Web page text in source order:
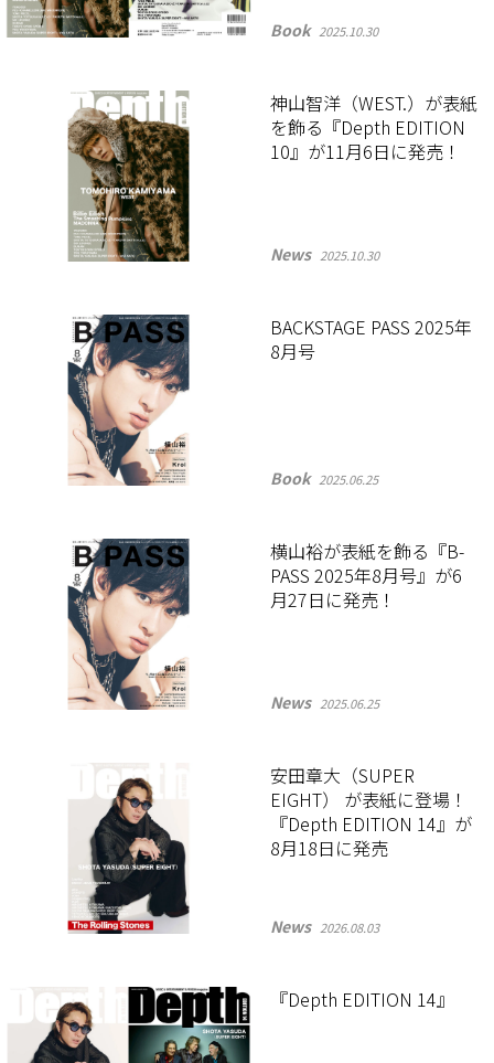
Book 2025.10.30
神山智洋（WEST.）が表紙
を飾る『Depth EDITION
10』が11月6日に発売！
News 2025.10.30
BACKSTAGE PASS 2025年
8月号
Book 2025.06.25
横山裕が表紙を飾る『B-
PASS 2025年8月号』が6
月27日に発売！
News 2025.06.25
安田章大（SUPER
EIGHT） が表紙に登場！
『Depth EDITION 14』が
8月18日に発売
News 2026.08.03
『Depth EDITION 14』